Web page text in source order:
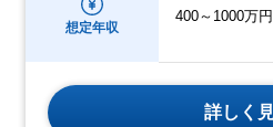
想定年収
400～1000万円
詳しく